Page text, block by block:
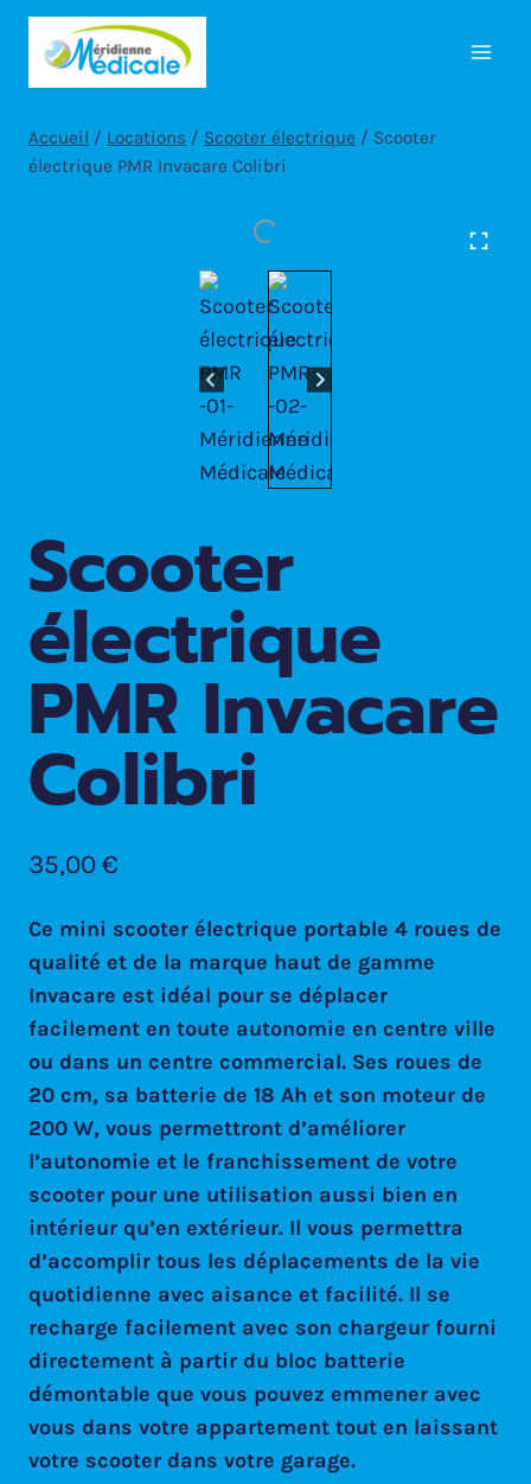
Aller
contenu
Accueil / Locations / Scooter électrique / Scooter
électrique PMR Invacare Colibri
Scooter
électrique
PMR Invacare
Colibri
35,00€
Ce mini scooter électrique portable 4 roues de
qualité et de la marque haut de gamme
Invacare est idéal pour se déplacer
facilement en toute autonomie en centre ville
ou dans un centre commercial. Ses roues de
20 cm, sa batterie de 18 Ah et son moteur de
200 W, vous permettront d’améliorer
l’autonomie et le franchissement de votre
scooter pour une utilisation aussi bien en
intérieur qu’en extérieur. Il vous permettra
d’accomplir tous les déplacements de la vie
quotidienne avec aisance et facilité. Il se
recharge facilement avec son chargeur fourni
directement à partir du bloc batterie
démontable que vous pouvez emmener avec
vous dans votre appartement tout en laissant
votre scooter dans votre garage.